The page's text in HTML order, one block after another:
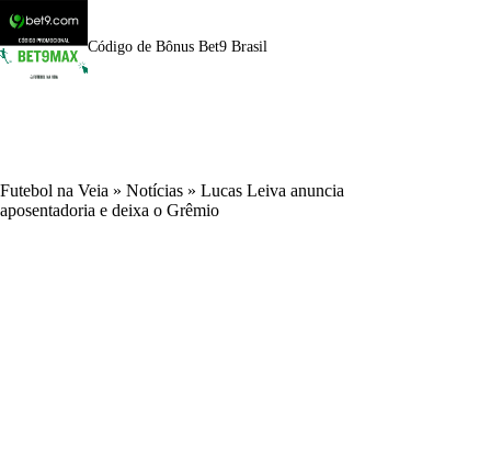
Código de Bônus Bet9 Brasil
Futebol na Veia » Notícias » Lucas Leiva anuncia
aposentadoria e deixa o Grêmio